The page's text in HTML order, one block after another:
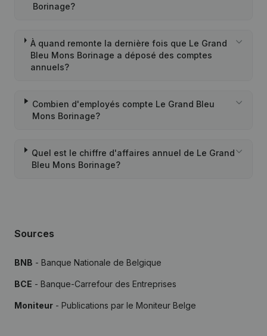
Borinage?
À quand remonte la dernière fois que Le Grand
Bleu Mons Borinage a déposé des comptes
annuels?
Combien d'employés compte Le Grand Bleu
Mons Borinage?
Quel est le chiffre d'affaires annuel de Le Grand
Bleu Mons Borinage?
Sources
BNB - Banque Nationale de Belgique
BCE - Banque-Carrefour des Entreprises
Moniteur - Publications par le Moniteur Belge